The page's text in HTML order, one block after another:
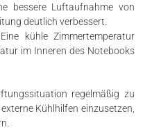
bessere Luftaufnahme von
deutlich verbessert.
kühle Zimmertemperatur
im Inneren des Notebooks
regelmäßig zu
Kühlhilfen einzusetzen,